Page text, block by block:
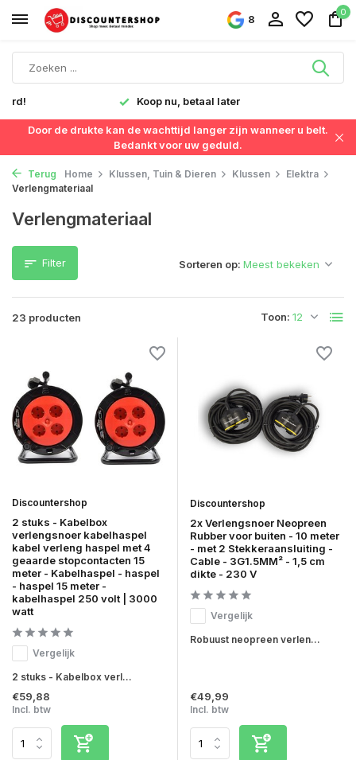
8
0
Snelle levering in Nederland & België
Door de drukte kan de wachttijd langer zijn wanneer u belt.
Bedankt voor uw geduld.
Terug Home Klussen, Tuin & Dieren Klussen
Elektra
Verlengmateriaal
Verlengmateriaal
Filter
23 producten Toon:
Sorteren op:
Discountershop
2 stuks - Kabelbox
verlengsnoer kabelhaspel
kabel verleng haspel met 4
geaarde stopcontacten 15
meter - Kabelhaspel - haspel
- haspel 15 meter -
kabelhaspel 250 volt | 3000
watt
Vergelijk
2 stuks - Kabelbox verl...
€59,88
Incl. btw
Discountershop
2x Verlengsnoer Neopreen
Rubber voor buiten - 10 meter
- met 2 Stekkeraansluiting -
Cable - 3G1.5MM² - 1,5 cm
dikte - 230 V
Vergelijk
Robuust neopreen verlen...
€49,99
Incl. btw